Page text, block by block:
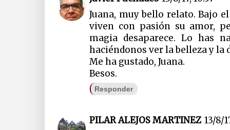
Juana, muy bello relato. Bajo
viven con pasión su amor,
magia desaparece. Lo has
haciéndonos ver la belleza y la
Me ha gustado, Juana.
Besos.
Responder
PILAR ALEJOS MARTINEZ 13/8/